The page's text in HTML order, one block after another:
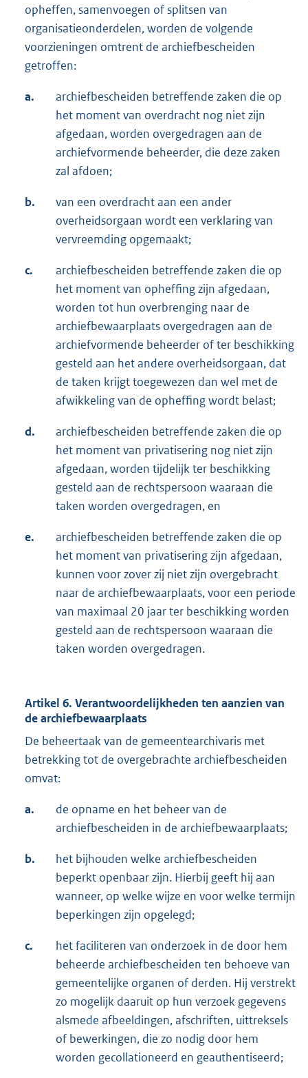
opheffen, samenvoegen of splitsen van
organisatieonderdelen, worden de volgende
voorzieningen omtrent de archiefbescheiden
getroffen:
a.
archiefbescheiden betreffende zaken die op
het moment van overdracht nog niet zijn
afgedaan, worden overgedragen aan de
archiefvormende beheerder, die deze zaken
zal afdoen;
b.
van een overdracht aan een ander
overheidsorgaan wordt een verklaring van
vervreemding opgemaakt;
c.
archiefbescheiden betreffende zaken die op
het moment van opheffing zijn afgedaan,
worden tot hun overbrenging naar de
archiefbewaarplaats overgedragen aan de
archiefvormende beheerder of ter beschikking
gesteld aan het andere overheidsorgaan, dat
de taken krijgt toegewezen dan wel met de
afwikkeling van de opheffing wordt belast;
d.
archiefbescheiden betreffende zaken die op
het moment van privatisering nog niet zijn
afgedaan, worden tijdelijk ter beschikking
gesteld aan de rechtspersoon waaraan die
taken worden overgedragen, en
e.
archiefbescheiden betreffende zaken die op
het moment van privatisering zijn afgedaan,
kunnen voor zover zij niet zijn overgebracht
naar de archiefbewaarplaats, voor een periode
van maximaal 20 jaar ter beschikking worden
gesteld aan de rechtspersoon waaraan die
taken worden overgedragen.
Artikel 6. Verantwoordelijkheden ten aanzien van
de archiefbewaarplaats
De beheertaak van de gemeentearchivaris met
betrekking tot de overgebrachte archiefbescheiden
omvat:
a.
de opname en het beheer van de
archiefbescheiden in de archiefbewaarplaats;
b.
het bijhouden welke archiefbescheiden
beperkt openbaar zijn. Hierbij geeft hij aan
wanneer, op welke wijze en voor welke termijn
beperkingen zijn opgelegd;
c.
het faciliteren van onderzoek in de door hem
beheerde archiefbescheiden ten behoeve van
gemeentelijke organen of derden. Hij verstrekt
zo mogelijk daaruit op hun verzoek gegevens
alsmede afbeeldingen, afschriften, uittreksels
of bewerkingen, die zo nodig door hem
worden gecollationeerd en geauthentiseerd;